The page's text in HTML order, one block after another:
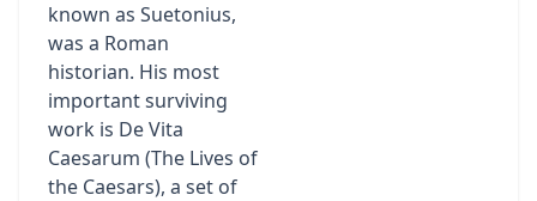
known as Suetonius,
was a Roman
historian. His most
important surviving
work is De Vita
Caesarum (The Lives of
the Caesars), a set of